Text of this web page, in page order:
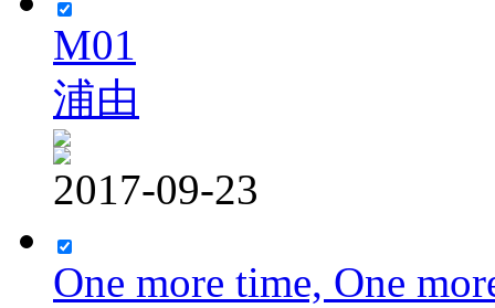
M01
浦由
2017-09-23
One more time, One